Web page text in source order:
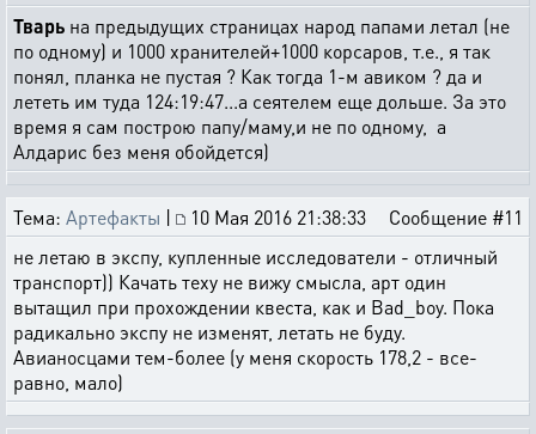
Тварь на предыдущих страницах народ папами летал (не
по одному) и 1000 хранителей+1000 корсаров, т.е., я так
понял, планка не пустая ? Как тогда 1-м авиком ? да и
лететь им туда 124:19:47...а сеятелем еще дольше. За это
время я сам построю папу/маму,и не по одному, а
Алдарис без меня обойдется)
Тема: Артефакты | 10 Мая 2016 21:38:33
Сообщение #11
не летаю в экспу, купленные исследователи - отличный
транспорт)) Качать теху не вижу смысла, арт один
вытащил при прохождении квеста, как и Bad_boy. Пока
радикально экспу не изменят, летать не буду.
Авианосцами тем-более (у меня скорость 178,2 - все-
равно, мало)